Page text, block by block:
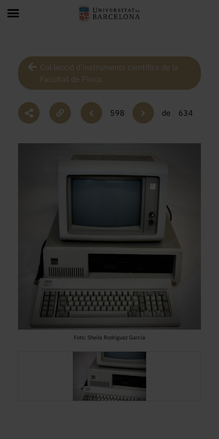
Col·lecció d’instruments científics de la
Facultat de Física
598 de 634
Foto: Sheila Rodríguez García